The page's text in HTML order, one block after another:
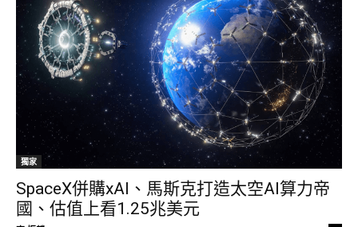
獨家
SpaceX併購xAI、馬斯克打造太空AI算力帝
國、估值上看1.25兆美元